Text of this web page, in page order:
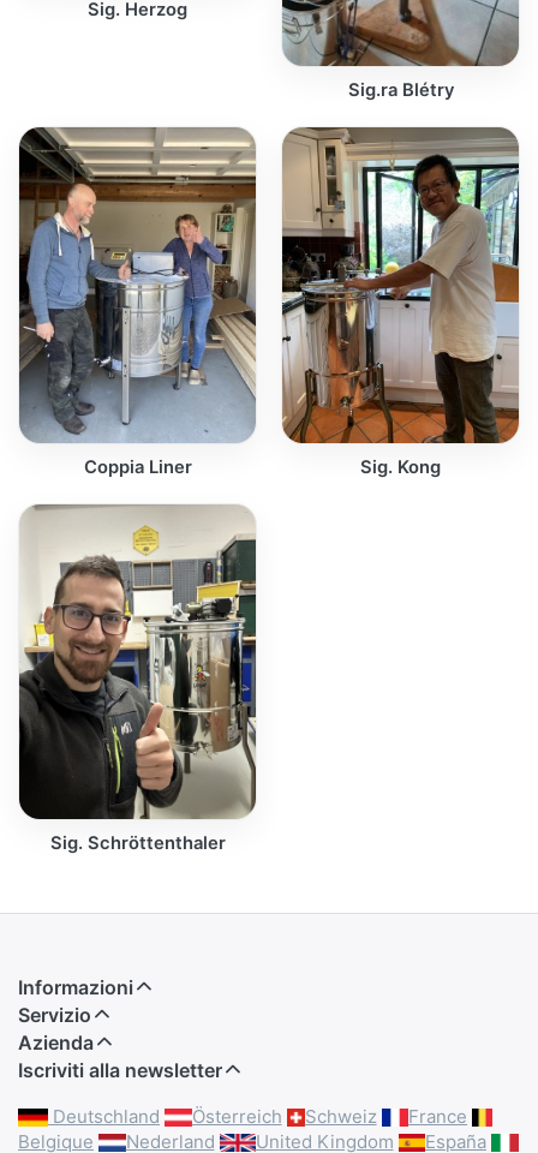
Sig. Herzog
Sig.ra Blétry
Coppia Liner Sig. Kong
Sig. Schröttenthaler
Informazioni
Servizio
Azienda
Iscriviti alla newsletter
Deutschland Österreich Schweiz
France
Belgique
Nederland United Kingdom España